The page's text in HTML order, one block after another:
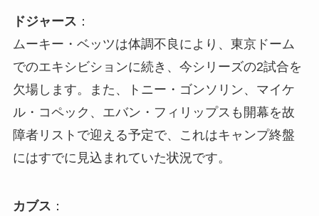
ドジャース ：
ムーキー・ベッツは体調不良により、東京ドーム
でのエキシビションに続き、今シリーズの2試合を
欠場します。また、トニー・ゴンソリン、マイケ
ル・コペック、エバン・フィリップスも開幕を故
障者リストで迎える予定で、これはキャンプ終盤
にはすでに見込まれていた状況です。
カブス ：